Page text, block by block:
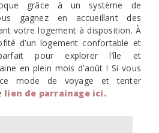
grâce à un système de
gagnez en accueillant des
votre logement à disposition. À
d’un logement confortable et
pour explorer l’île et
en plein mois d’août ! Si vous
ce mode de voyage et tenter
lien de parrainage ici.